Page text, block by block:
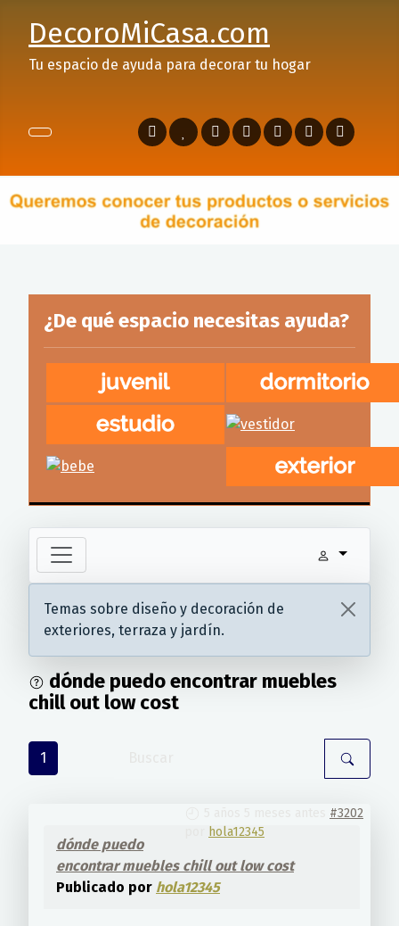
DecoroMiCasa.com
Tu espacio de ayuda para decorar tu hogar
¿De qué espacio necesitas ayuda?
Temas sobre diseño y decoración de
exteriores, terraza y jardín.
dónde puedo encontrar muebles
chill out low cost
1
#3202
hola12345
dónde puedo
encontrar muebles chill out low cost
Publicado por hola12345